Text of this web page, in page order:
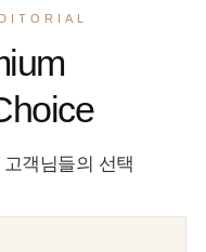
객님들의 선택